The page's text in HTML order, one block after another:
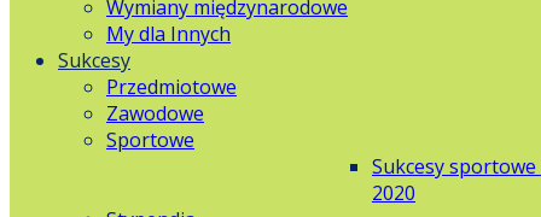
Wymiany międzynarodowe
My dla Innych
Sukcesy
Przedmiotowe
Zawodowe
Sportowe
Sukcesy sportowe
2020